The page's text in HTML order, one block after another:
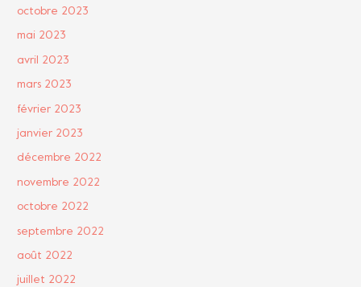
octobre 2023
mai 2023
avril 2023
mars 2023
février 2023
janvier 2023
décembre 2022
novembre 2022
octobre 2022
septembre 2022
août 2022
juillet 2022